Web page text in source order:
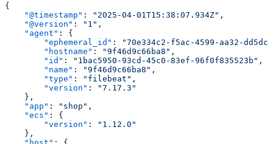
{
    "@timestamp"
: "2025-04-01T15:38:07.934Z" ,
    "@version"
: "1" ,
    "agent"
: {
        "ephemeral_id"
:
"70e334c2-f5ac-4599-aa32-
        "hostname"
: "9f46d9c66ba8" ,
        "id"
: "1bac5950-93cd-45c0-83ef-96f0f835523b" ,
        "name"
: "9f46d9c66ba8" ,
        "type"
: "filebeat" ,
        "version"
:
"7.17.3"
    },
    "app"
: "shop" ,
    "ecs"
: {
        "version"
:
"1.12.0"
    },